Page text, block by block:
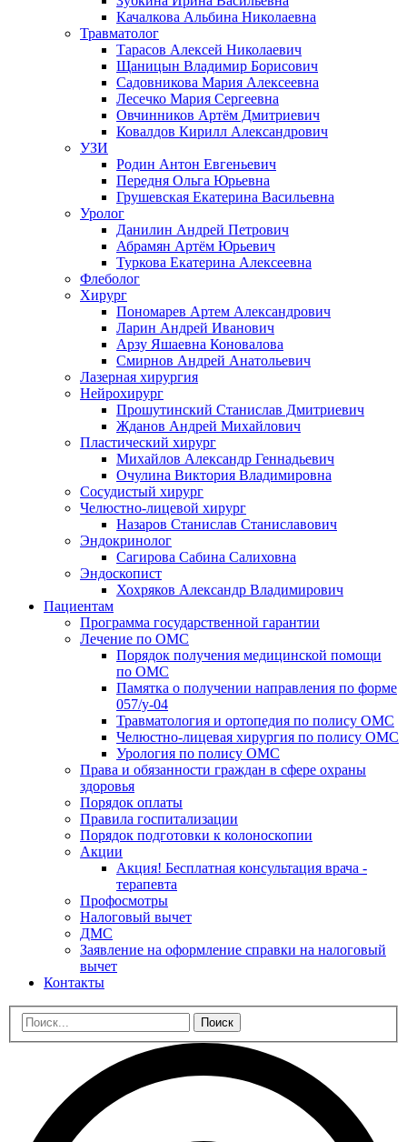
Качалкова Альбина Николаевна
Травматолог
Тарасов Алексей Николаевич
Щаницын Владимир Борисович
Садовникова Мария Алексеевна
Лесечко Мария Сергеевна
Овчинников Артём Дмитриевич
Ковалдов Кирилл Александрович
УЗИ
Родин Антон Евгеньевич
Передня Ольга Юрьевна
Грушевская Екатерина Васильевна
Уролог
Данилин Андрей Петрович
Абрамян Артём Юрьевич
Туркова Екатерина Алексеевна
Флеболог
Хирург
Пономарев Артем Александрович
Ларин Андрей Иванович
Арзу Яшаевна Коновалова
Смирнов Андрей Анатольевич
Лазерная хирургия
Нейрохирург
Прошутинский Станислав Дмитриевич
Жданов Андрей Михайлович
Пластический хирург
Михайлов Александр Геннадьевич
Очулина Виктория Владимировна
Сосудистый хирург
Челюстно-лицевой хирург
Назаров Станислав Станиславович
Эндокринолог
Сагирова Сабина Салиховна
Эндоскопист
Хохряков Александр Владимирович
Пациентам
Программа государственной гарантии
Лечение по ОМС
Порядок получения медицинской помощи
по ОМС
Памятка о получении направления по форме
057/у-04
Травматология и ортопедия по полису ОМС
Челюстно-лицевая хирургия по полису ОМС
Урология по полису ОМС
Права и обязанности граждан в сфере охраны
здоровья
Порядок оплаты
Правила госпитализации
Порядок подготовки к колоноскопии
Акции
Акция! Бесплатная консультация врача -
терапевта
Профосмотры
Налоговый вычет
ДМС
Заявление на оформление справки на налоговый
вычет
Контакты